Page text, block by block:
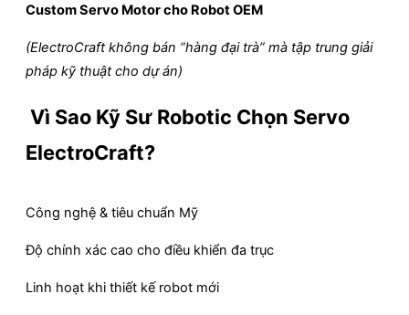
Custom Servo Motor cho Robot OEM
(ElectroCraft không bán “hàng đại trà” mà tập trung giải
pháp kỹ thuật cho dự án)
Vì Sao Kỹ Sư Robotic Chọn Servo
ElectroCraft?
Công nghệ & tiêu chuẩn Mỹ
Độ chính xác cao cho điều khiển đa trục
Linh hoạt khi thiết kế robot mới